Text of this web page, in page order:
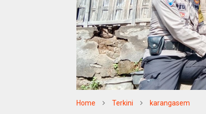
Home Terkini karangasem